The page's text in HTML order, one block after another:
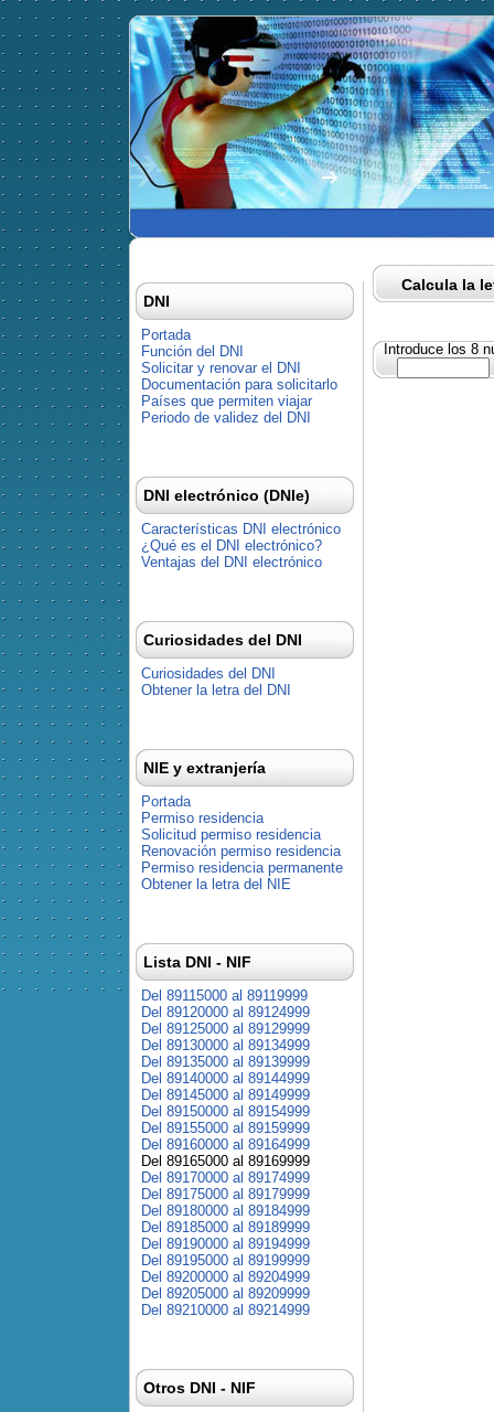
Calcula la
Introduce los 8
DNI
Portada
Función del DNI
Solicitar y renovar el DNI
Documentación para solicitarlo
Países que permiten viajar
Periodo de validez del DNI
DNI electrónico (DNIe)
Características DNI electrónico
¿Qué es el DNI electrónico?
Ventajas del DNI electrónico
Curiosidades del DNI
Curiosidades del DNI
Obtener la letra del DNI
NIE y extranjería
Portada
Permiso residencia
Solicitud permiso residencia
Renovación permiso residencia
Permiso residencia permanente
Obtener la letra del NIE
Lista DNI - NIF
Del 89115000 al 89119999
Del 89120000 al 89124999
Del 89125000 al 89129999
Del 89130000 al 89134999
Del 89135000 al 89139999
Del 89140000 al 89144999
Del 89145000 al 89149999
Del 89150000 al 89154999
Del 89155000 al 89159999
Del 89160000 al 89164999
Del 89165000 al 89169999
Del 89170000 al 89174999
Del 89175000 al 89179999
Del 89180000 al 89184999
Del 89185000 al 89189999
Del 89190000 al 89194999
Del 89195000 al 89199999
Del 89200000 al 89204999
Del 89205000 al 89209999
Del 89210000 al 89214999
Otros DNI - NIF